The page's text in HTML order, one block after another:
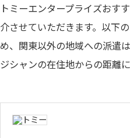
トミーエンタープライズおす
介させていただきます。以下
め、関東以外の地域への派遣
ジシャンの在住地からの距離